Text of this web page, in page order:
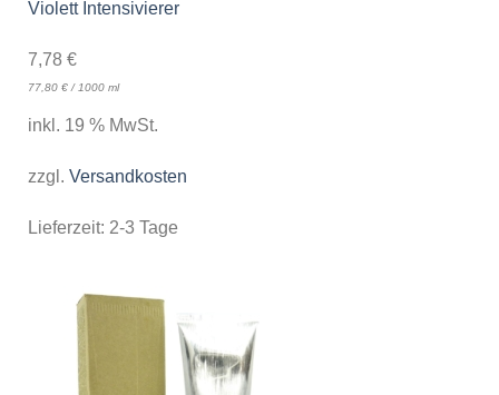
Violett Intensivierer
7,78 €
77,80 €/1000 ml
inkl. 19 % MwSt.
zzgl. Versandkosten
Lieferzeit: 2-3 Tage